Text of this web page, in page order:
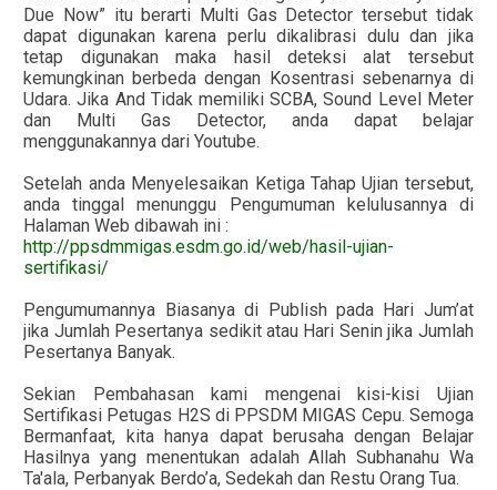
Due Now” itu berarti Multi Gas Detector tersebut tidak
dapat digunakan karena perlu dikalibrasi dulu dan jika
tetap digunakan maka hasil deteksi alat tersebut
kemungkinan berbeda dengan Kosentrasi sebenarnya di
Udara. Jika And Tidak memiliki SCBA, Sound Level Meter
dan Multi Gas Detector, anda dapat belajar
menggunakannya dari Youtube.
Setelah anda Menyelesaikan Ketiga Tahap Ujian tersebut,
anda tinggal menunggu Pengumuman kelulusannya di
Halaman Web dibawah ini :
http://ppsdmmigas.esdm.go.id/web/hasil-ujian-
sertifikasi/
Pengumumannya Biasanya di Publish pada Hari Jum’at
jika Jumlah Pesertanya sedikit atau Hari Senin jika Jumlah
Pesertanya Banyak.
Sekian Pembahasan kami mengenai kisi-kisi Ujian
Sertifikasi Petugas H2S di PPSDM MIGAS Cepu. Semoga
Bermanfaat, kita hanya dapat berusaha dengan Belajar
Hasilnya yang menentukan adalah Allah Subhanahu Wa
Ta'ala, Perbanyak Berdo’a, Sedekah dan Restu Orang Tua.